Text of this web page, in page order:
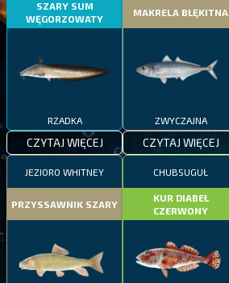
SZARY SUM
WĘGORZOWATY
RZADKA
CZYTAJ WIĘCEJ
MAKRELA BŁĘKITNA
ZWYCZAJNA
CZYTAJ WIĘCEJ
JEZIORO WHITNEY
PRZYSSAWNIK SZARY
CHUBSUGUŁ
KUR DIABEŁ
CZERWONY